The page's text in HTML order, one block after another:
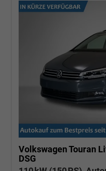
Volkswagen Touran
DSG